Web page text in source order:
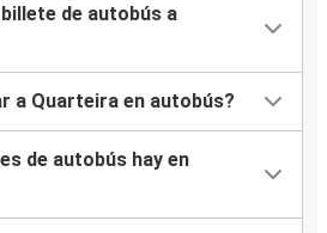
de autobús a
a Quarteira en autobús?
de autobús hay en